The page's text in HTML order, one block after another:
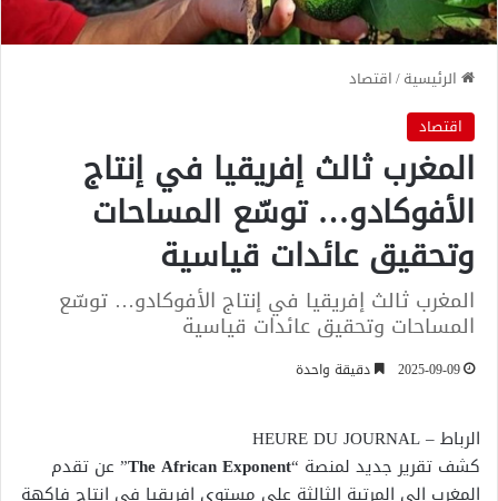
الرئيسية/اقتصاد
اقتصاد
المغرب ثالث إفريقيا في إنتاج
الأفوكادو… توسّع المساحات
وتحقيق عائدات قياسية
المغرب ثالث إفريقيا في إنتاج الأفوكادو… توسّع
المساحات وتحقيق عائدات قياسية
2025-09-09 دقيقة واحدة
الرباط – HEURE DU JOURNAL
كشف تقرير جديد لمنصة “The African Exponent” عن تقدم
المغرب إلى المرتبة الثالثة على مستوى إفريقيا في إنتاج فاكهة